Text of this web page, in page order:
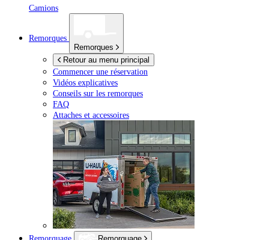
Camions
Remorques
Remorques
Retour au menu principal
Commencer une réservation
Vidéos explicatives
Conseils sur les remorques
FAQ
Attaches et accessoires